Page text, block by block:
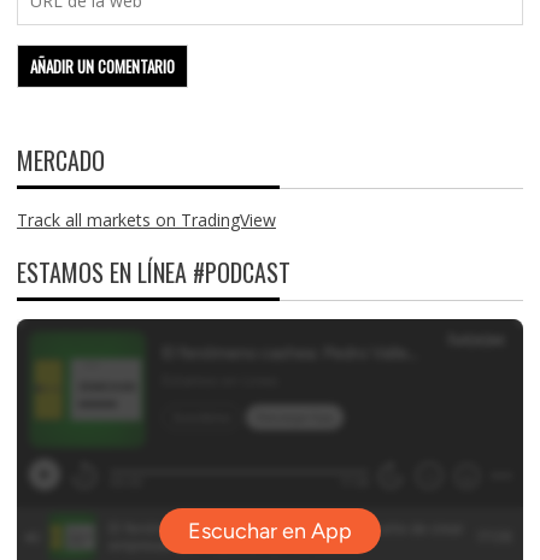
MERCADO
Track all markets on TradingView
ESTAMOS EN LÍNEA #PODCAST